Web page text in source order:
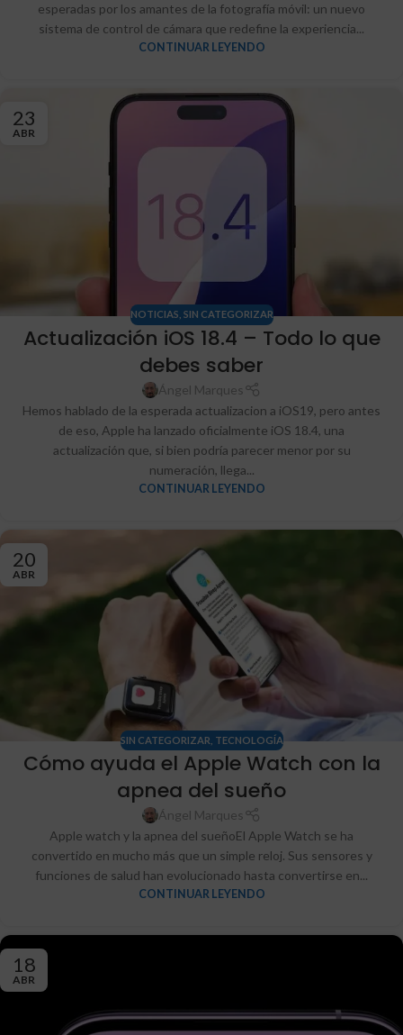
esperadas por los amantes de la fotografía móvil: un nuevo
sistema de control de cámara que redefine la experiencia...
CONTINUAR LEYENDO
23
ABR
NOTICIAS SIN CATEGORIZAR
Actualización iOS 18.4 – Todo lo que
debes saber
Ángel Marques
Hemos hablado de la esperada actualizacion a iOS19, pero antes
de eso, Apple ha lanzado oficialmente iOS 18.4, una
actualización que, si bien podría parecer menor por su
numeración, llega...
CONTINUAR LEYENDO
20
ABR
SIN CATEGORIZAR TECNOLOGÍA
Cómo ayuda el Apple Watch con la
apnea del sueño
Ángel Marques
Apple watch y la apnea del sueñoEl Apple Watch se ha
convertido en mucho más que un simple reloj. Sus sensores y
funciones de salud han evolucionado hasta convertirse en...
CONTINUAR LEYENDO
18
ABR